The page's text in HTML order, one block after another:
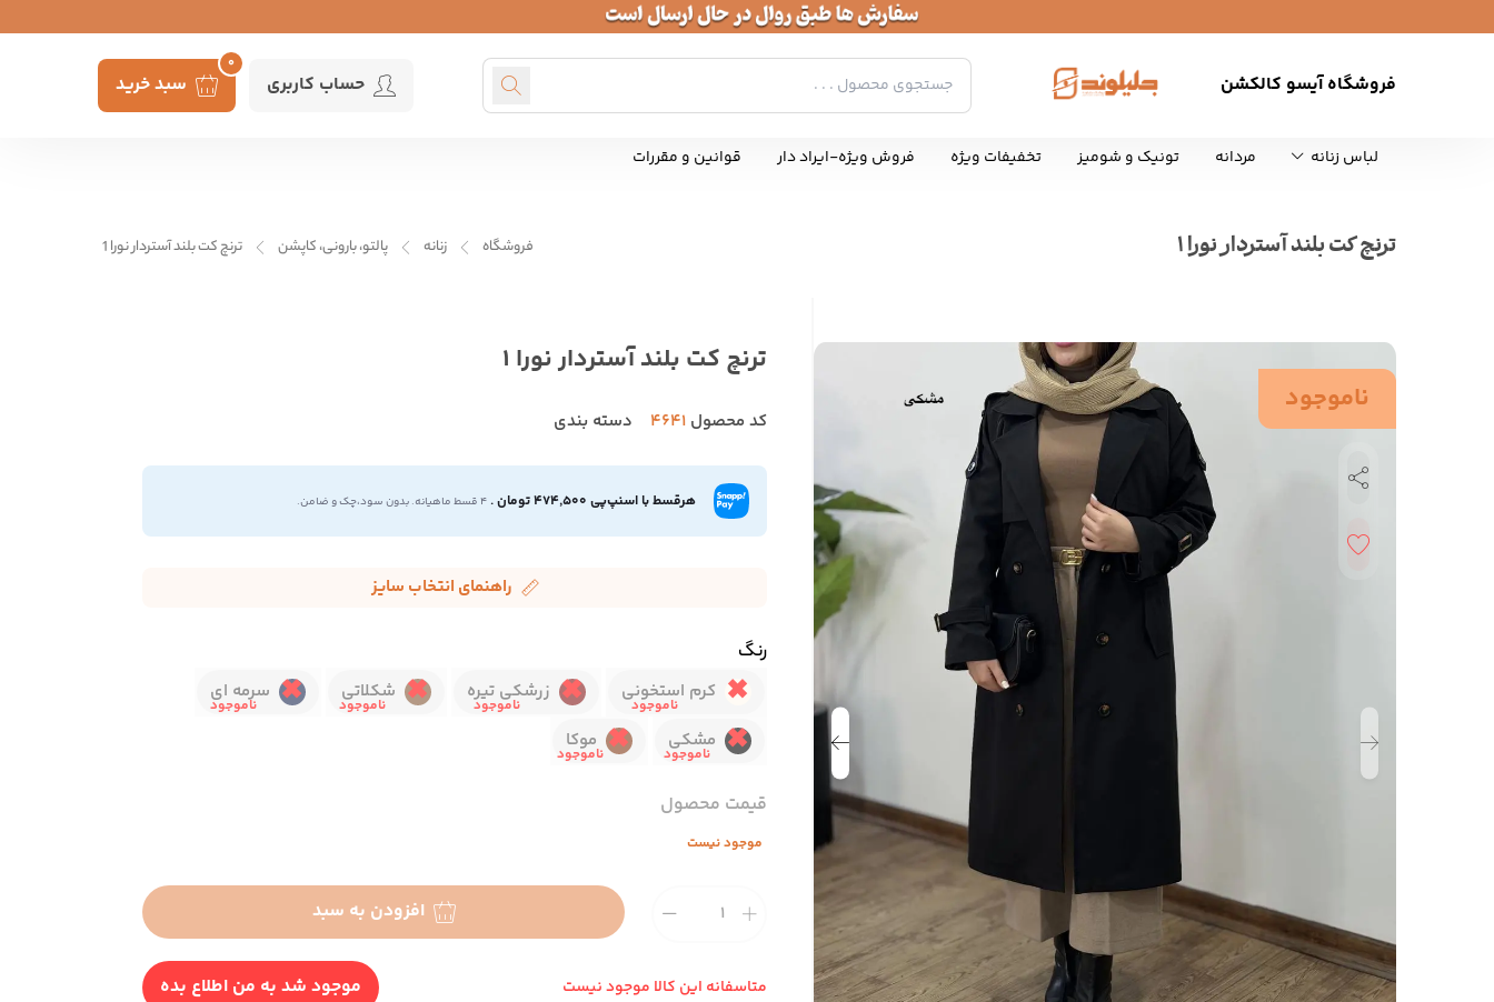
فروشگاه آیسو کالکشن حساب کاربری سبد خرید
0
لباس زنانه مردانه تونیک و شومیز تخفیفات ویژه فروش ویژه-ایراد دار قوانین و مقررات
ترنچ کت بلند آستردار نورا 1 فروشگاه زنانه پالتو، بارونی، کاپشن ترنچ کت بلند آستردار نورا 1
ناموجود
ترنچ کت بلند آستردار نورا 1
کد محصول 4641 دسته بندی
هرقسط با اسنپ‌پی 474,500 تومان . ۴ قسط ماهیانه. بدون سود،چک و ضامن.
راهنمای انتخاب سایز
رنگ
کرم استخونی زرشکی تیره شکلاتی
سرمه ای
مشکی
موکا
قیمت محصول
موجود نیست
افزودن به سبد
متاسفانه این کالا موجود نیست موجود شد به من اطلاع بده